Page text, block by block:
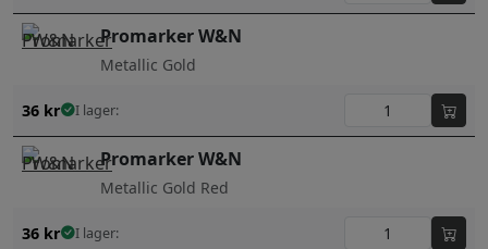
Promarker W&N
Metallic Gold
36 kr I lager:
Promarker W&N
Metallic Gold Red
36 kr I lager: